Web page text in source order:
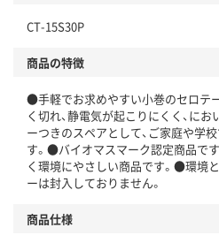
CT-15S30P
商品の特徴
●手軽でお求めやすい小巻のセロテ
く切れ、静電気が起こりにくく、に
ーつきのスペアとして、ご家庭や学
す。●バイオマスマーク認定商品で
く環境にやさしい商品です。●環境
ーは封入しておりません。
商品仕様